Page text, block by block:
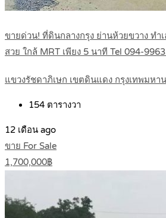
ขายด่วน! ที่ดินกลางกรุง ย่านห้วยขวาง ทำ
สวย ใกล้ MRT เพียง 5 นาที Tel 094-
แขวงรัชดาภิเษก เขตดินแดง กรุงเทพมหา
154 ตารางวา
12 เดือน ago
ขาย For Sale
1,700,000฿